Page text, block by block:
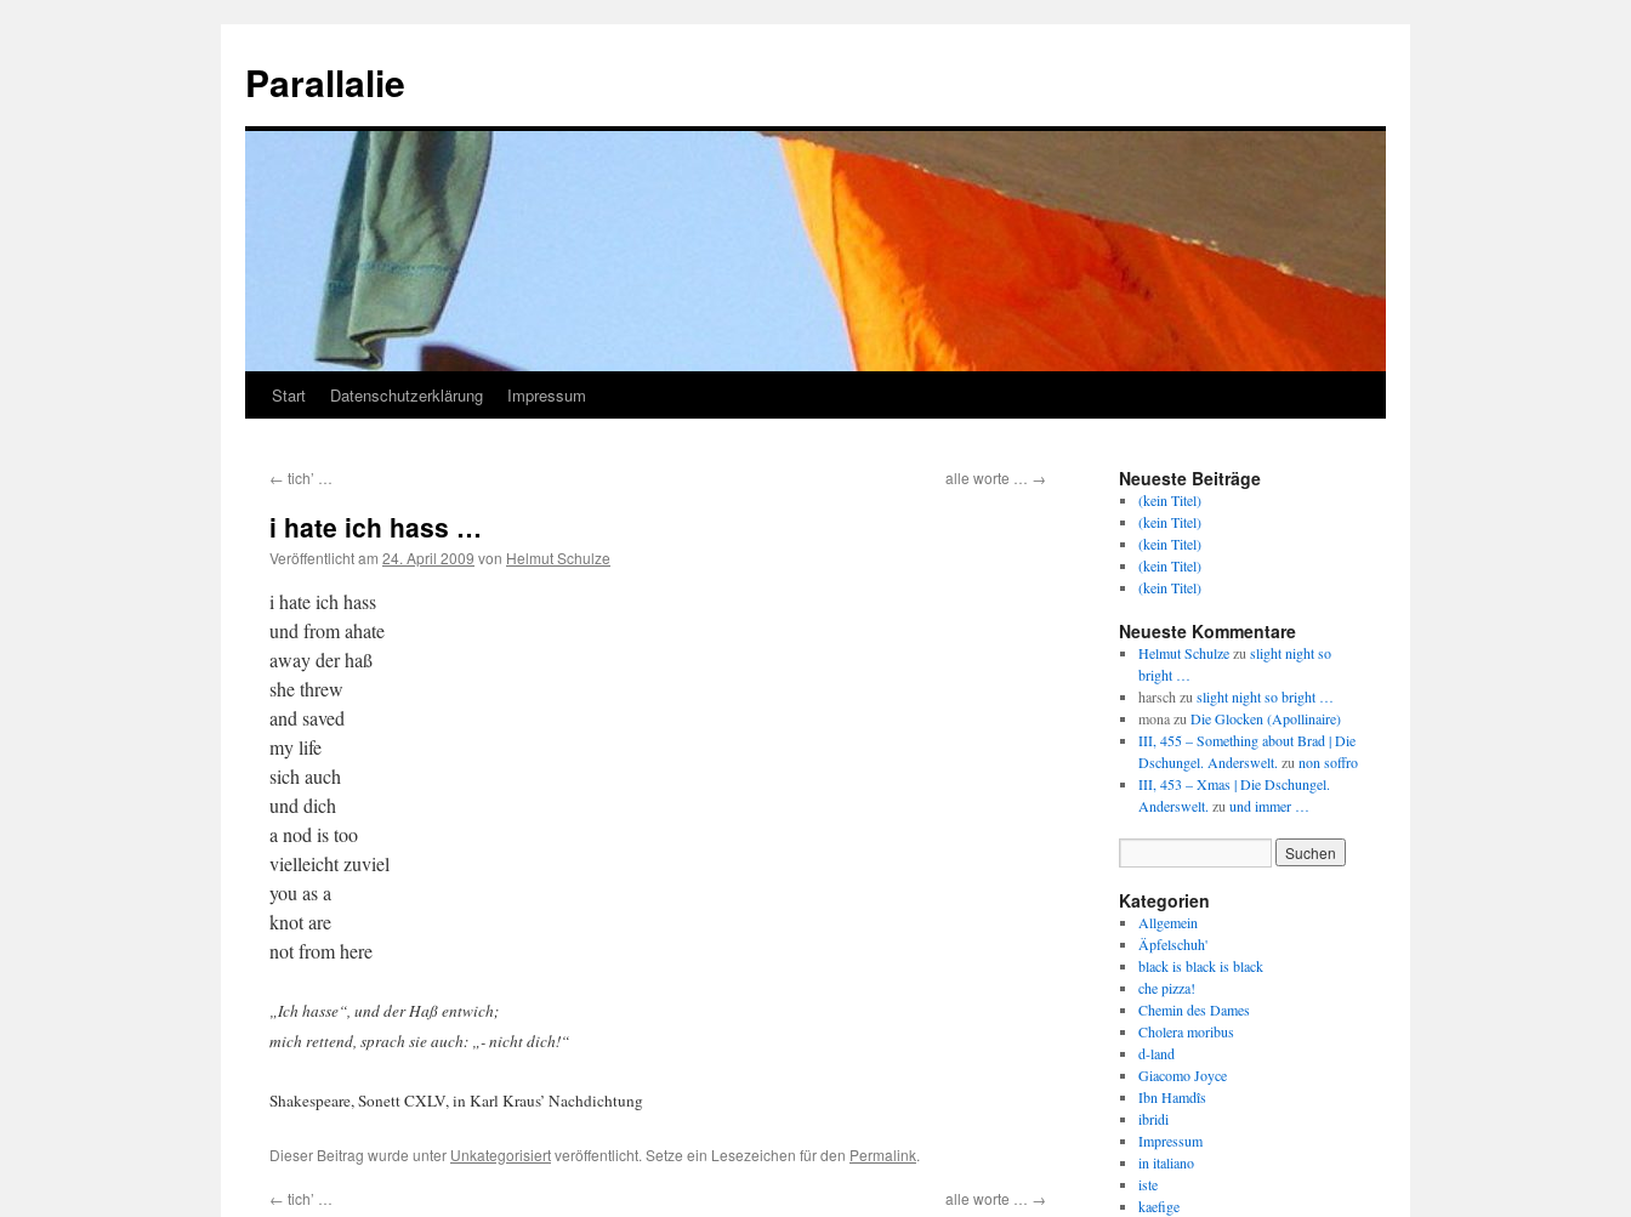
springen
Parallalie
Start Datenschutzerklärung Impressum
← tich’ … alle worte … →
i hate ich hass …
Veröffentlicht am 24. April 2009 von Helmut Schulze
i hate ich hass
und from ahate
away der haß
she threw
and saved
my life
sich auch
und dich
a nod is too
vielleicht zuviel
you as a
knot are
not from here
„Ich hasse“, und der Haß entwich;
mich rettend, sprach sie auch: „- nicht dich!“
Shakespeare, Sonett CXLV, in Karl Kraus’ Nachdichtung
Dieser Beitrag wurde unter Unkategorisiertveröffentlicht. Setze ein Lesezeichen für den Permalink.
← tich’ … alle worte … →
Neueste Beiträge
(kein Titel)
(kein Titel)
(kein Titel)
(kein Titel)
(kein Titel)
Neueste Kommentare
Helmut Schulzezu slight night so
bright …
harsch zu slight night so bright …
monazu Die Glocken (Apollinaire)
III, 455 – Something about Brad | Die
Dschungel. Anderswelt. zu non soffro
III, 453 – Xmas | Die Dschungel.
Anderswelt. zu und immer …
Kategorien
Allgemein
Äpfelschuh'
black is black is black
che pizza!
Chemin des Dames
Cholera moribus
d-land
Giacomo Joyce
Ibn Hamdîs
ibridi
Impressum
in italiano
iste
kaefige